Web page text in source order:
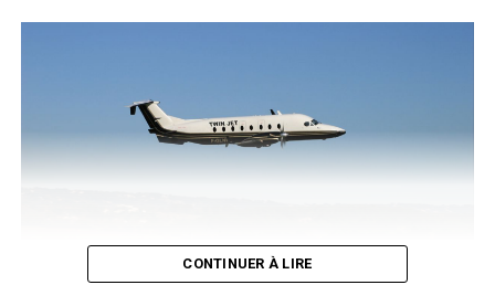
Lumière nous être si fidèle »
, a déclaré Thierry Frémaux,
directeur de l’Institut Lumière.« Les spectateurs
adoraient le rencontrer, parler avec lui ».Soucieux du
aujourd’hui ce travail de mémoire. Son petit-fils Cédric
Lefrancq-Lumière s’implique notamment dans la
CONTINUER À LIRE